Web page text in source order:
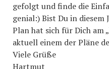
gefolgt und finde die
genial:) Bist Du in diesem
Plan hat sich für Dich am
aktuell einem der Pläne
Viele Grüße
Hartmut